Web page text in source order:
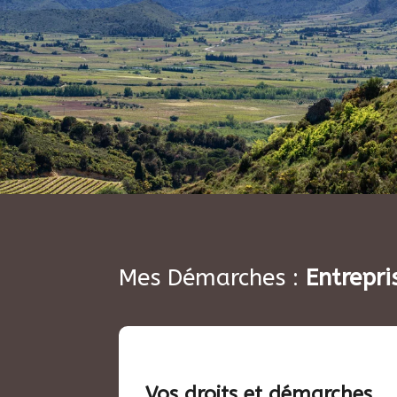
Mes Démarches :